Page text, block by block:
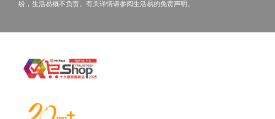
纷，生活易概不负责。有关详情请参阅生活易的免责声明。